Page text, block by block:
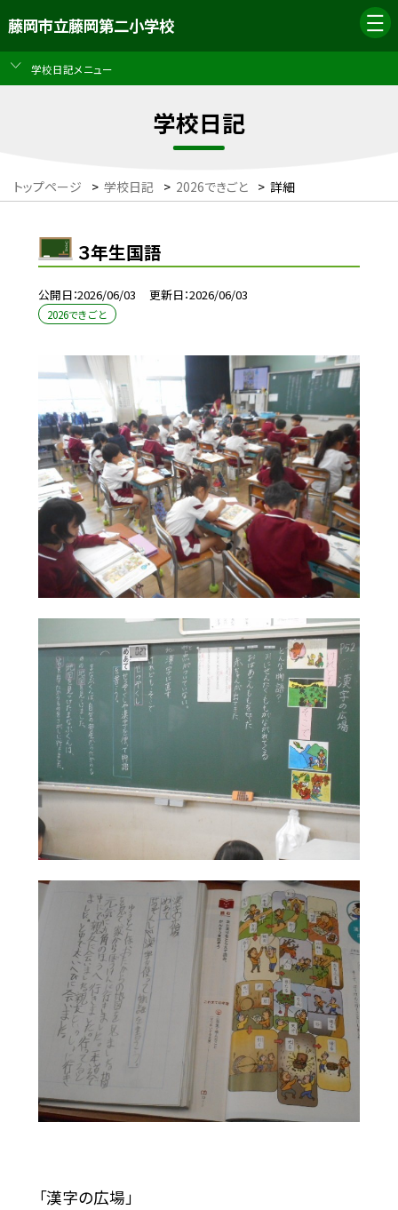
藤岡市立藤岡第二小学校
学校日記メニュー
学校日記
トップページ > 学校日記 > 2026できごと > 詳細
３年生国語
公開日 2026/06/03 更新日 2026/06/03
2026できごと
「漢字の広場」